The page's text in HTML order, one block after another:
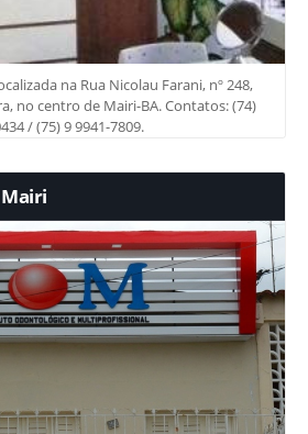
na Rua Nicolau Farani, nº 248,
no centro de Mairi-BA. Contatos: (74)
/ (75) 9 9941-7809.